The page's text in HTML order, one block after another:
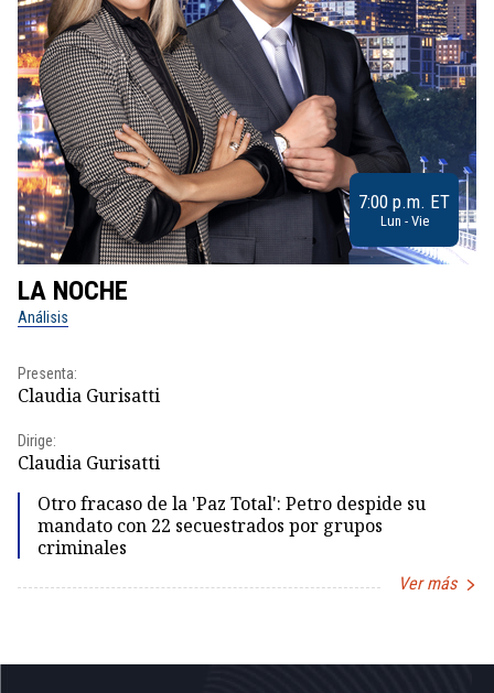
7:00 p.m. ET
Lun - Vie
LA NOCHE
Análisis
Presenta:
Claudia Gurisatti
Dirige:
Claudia Gurisatti
Otro fracaso de la 'Paz Total': Petro despide su
mandato con 22 secuestrados por grupos
criminales
Ver más
5